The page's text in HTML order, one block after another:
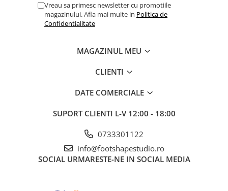
Vreau sa primesc newsletter cu promotiile
magazinului. Afla mai multe in Politica de
Confidentialitate
MAGAZINUL MEU
CLIENTI
DATE COMERCIALE
SUPORT CLIENTI L-V 12:00 - 18:00
0733301122
info@footshapestudio.ro
SOCIAL URMARESTE-NE IN SOCIAL MEDIA